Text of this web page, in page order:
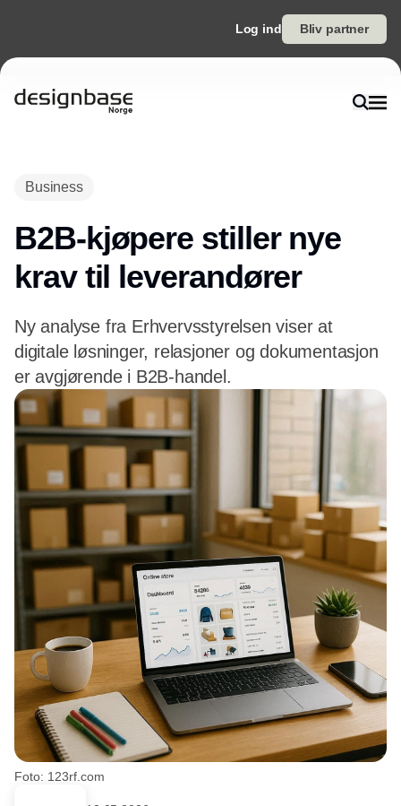
Log ind Bliv partner
Business
B2B-kjøpere stiller nye
krav til leverandører
Ny analyse fra Erhvervsstyrelsen viser at
digitale løsninger, relasjoner og dokumentasjon
er avgjørende i B2B-handel.
Foto: 123rf.com